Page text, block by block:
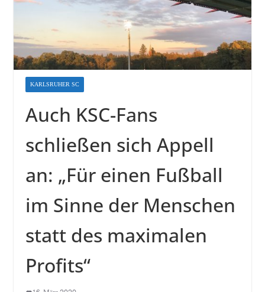
KARLSRUHER SC
Auch KSC-Fans
schließen sich Appell
an: „Für einen Fußball
im Sinne der Menschen
statt des maximalen
Profits“